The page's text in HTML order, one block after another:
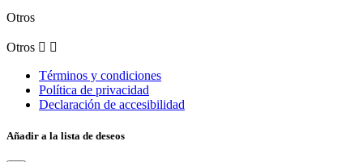
Otros
Otros  
Términos y condiciones
Política de privacidad
Declaración de accesibilidad
Añadir a la lista de deseos